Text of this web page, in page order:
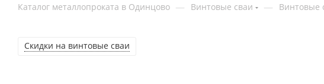
Каталог металлопроката в Одинцово — Винтовые сваи — Винтовые
Скидки на винтовые сваи